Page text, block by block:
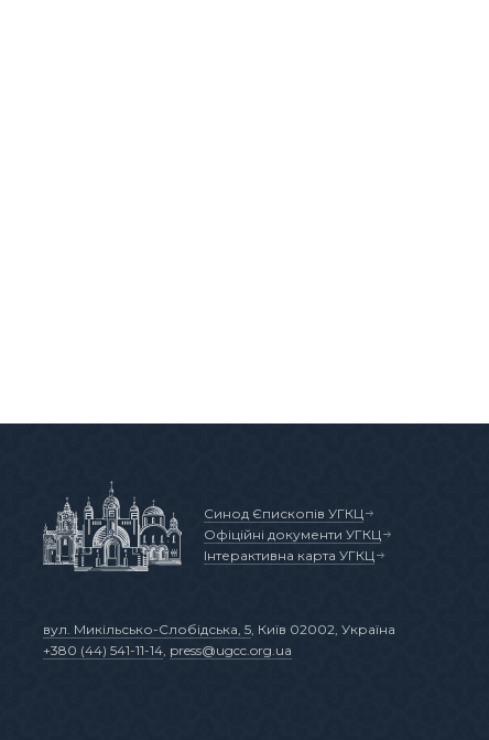
вул. Микільсько-Слобідська, 5, Київ 02002, Україна
+380 (44) 541-11-14, press@ugcc.org.ua
Синод Єпископів УГКЦ
Офіційні документи УГКЦ
Інтерактивна карта УГКЦ